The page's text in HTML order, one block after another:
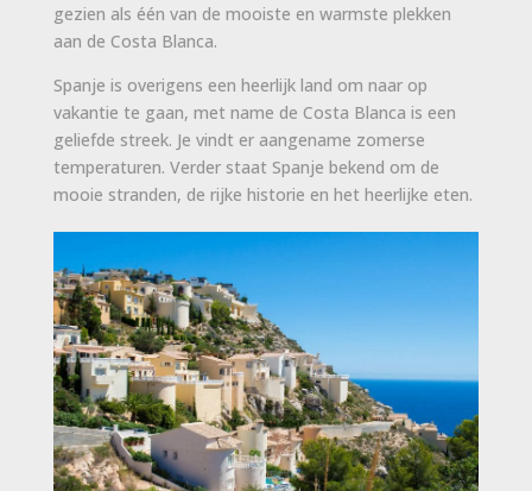
gezien als één van de mooiste en warmste plekken
aan de Costa Blanca.
Spanje is overigens een heerlijk land om naar op
vakantie te gaan, met name de Costa Blanca is een
geliefde streek. Je vindt er aangename zomerse
temperaturen. Verder staat Spanje bekend om de
mooie stranden, de rijke historie en het heerlijke eten.